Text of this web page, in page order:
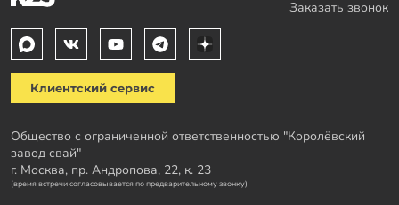
Заказать звонок
Клиентский сервис
Общество с ограниченной ответственностью "Королёвский
завод свай"
г. Москва, пр. Андропова, 22, к. 23
(время встречи согласовывается по предварительному звонку)